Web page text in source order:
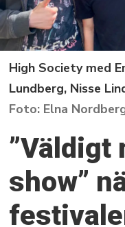
High Society med
Lundberg, Nisse
Elna
”Väldigt
show”